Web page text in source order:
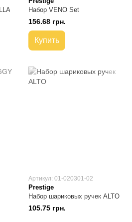
Набор VENO Set
156.68 грн.
Купить
Артикул: 01-020301-02
Prestige
Набор шариковых ручек ALTO
105.75 грн.